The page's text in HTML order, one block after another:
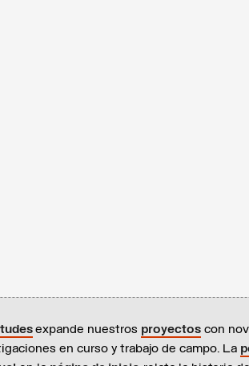
expande nuestros proyectos con
en curso y trabajo de campo. La